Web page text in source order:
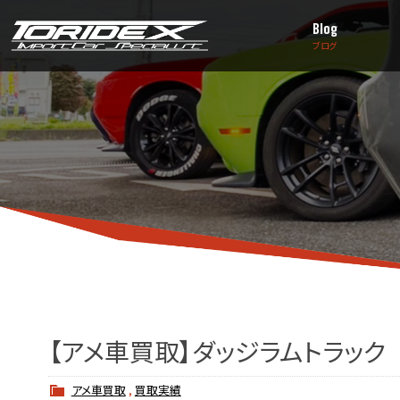
Blog
ブログ
【アメ車買取】ダッジラムトラッ
アメ車買取, 買取実績